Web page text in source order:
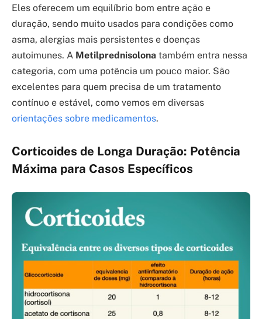
Eles oferecem um equilíbrio bom entre ação e
duração, sendo muito usados para condições como
asma, alergias mais persistentes e doenças
autoimunes. A Metilprednisolona também entra nessa
categoria, com uma potência um pouco maior. São
excelentes para quem precisa de um tratamento
contínuo e estável, como vemos em diversas
orientações sobre medicamentos.
Corticoides de Longa Duração: Potência
Máxima para Casos Específicos